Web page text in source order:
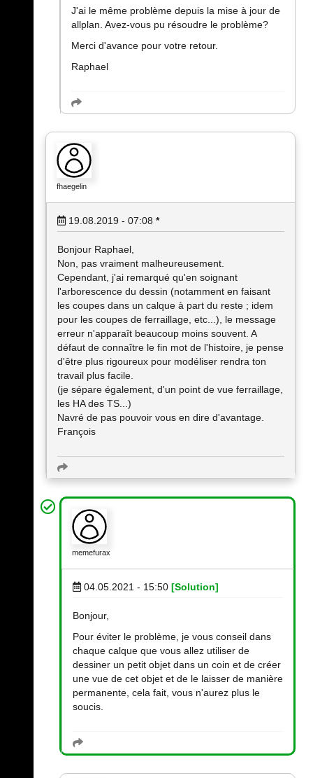
J'ai le même problème depuis la mise à jour de
allplan. Avez-vous pu résoudre le problème?
Merci d'avance pour votre retour.
Raphael
fhaegelin
19.08.2019 - 07:08 *
Bonjour Raphael,
Non, pas vraiment malheureusement.
Cependant, j'ai remarqué qu'en soignant
l'arborescence du dessin (notamment en faisant
les coupes dans un calque à part du reste ; idem
pour les coupes de ferraillage, etc...), le message
erreur n'apparaît beaucoup moins souvent. A
défaut de connaître le fin mot de l'histoire, je pense
d'être plus rigoureux pour modéliser rendra ton
travail plus facile.
(je sépare également, d'un point de vue ferraillage,
les HA des TS...)
Navré de pas pouvoir vous en dire d'avantage.
François
memefurax
04.05.2021 - 15:50 [Solution]
Bonjour,
Pour éviter le problème, je vous conseil dans
chaque calque que vous allez utiliser de
dessiner un petit objet dans un coin et de créer
une vue de cet objet et de le laisser de manière
permanente, cela fait, vous n'aurez plus le
soucis.